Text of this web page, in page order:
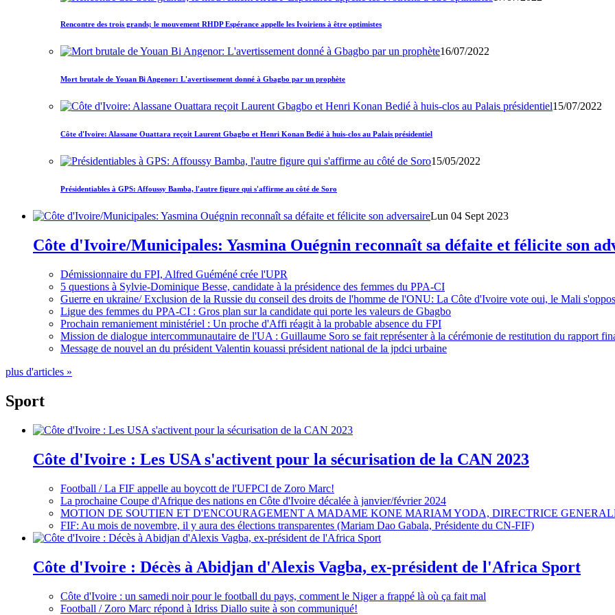
Rencontre des trois grands; le mouvement RHDP Espérance appelle les Ivoiriens à être optimistes
16/07/2022
Mort brutale de Youan Bi Angenor: L'avertissement donné à Gbagbo par un prophète
15/07/2022
Côte d'Ivoire: Alassane Ouattara reçoit Laurent Gbagbo et Henri Konan Bedié à huis-clos au Palais présidentiel
15/05/2022
Présidentiables à GPS: Affoussy Bamba, l'autre figure qui s'affirme au côté de Soro
Lun 04 Sept 2023
Côte d'Ivoire/Municipales: Yasmina Ouégnin reconnaît sa défaite et félicite son
Démissionnaire du FPI, Alfred Guéméné crée l'UPR
5 questions à Sylvie-Dominique Besse, candidate à la présidence des femmes du PPA-CI
Guerre en ukraine/ Exclusion de la Russie du conseil des droits de l'homme de l'ONU: La Côte d'Ivoire vote oui, le Mali
Ligue des femmes du PPA-CI : Gros plan sur la candidate qui porte les valeurs de Gbagbo
Prochain remaniement ministériel : Un proche d'Affi réagit à la probable absence du FPI
Mission de dialogue intercommunautaire de l'UA : Guillaume Soro se fait représenter à la cérémonie de restitution du rapport
Message de nouvel an du président Valentin kouassi président national de la jpdci urbaine
plus d'articles »
Sport
Côte d'Ivoire : Les USA s'activent pour la sécurisation de la CAN 2023
Football / La FIF appelle au boycott de l'UFPCI de Zoro Marc!
La prochaine Coupe d'Afrique des nations en Côte d'Ivoire décalée à janvier/février 2024
MOTION DE SOUTIEN ET D'ENCOURAGEMENT A MADAME KONE MARIAM YODA, DIRECTRICE
FIF: Au mois de novembre, il y aura des élections transparentes (Mariam Dao Gabala, Présidente du CN-FIF)
Côte d'Ivoire : Décès à Abidjan d'Alexis Vagba, ex-président de l'Africa Sport
Côte d'Ivoire : un samedi noir pour le football du pays, comment le Niger a frappé là où ça fait mal
Football / Zoro Marc répond à Idriss Diallo suite à son communiqué!